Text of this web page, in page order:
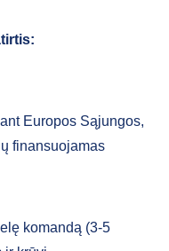
:
Europos Sąjungos,
finansuojamas
komandą (3-5